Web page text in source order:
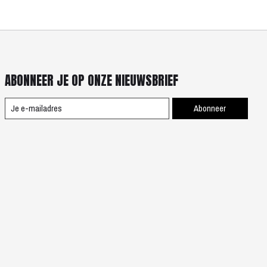
ABONNEER JE OP ONZE NIEUWSBRIEF
Abonneer